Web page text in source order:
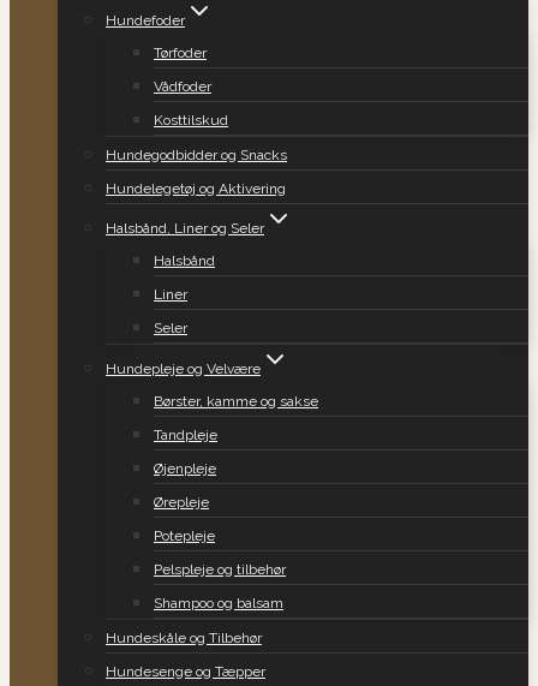
Hundefoder
Tørfoder
Vådfoder
Kosttilskud
Hundegodbidder og Snacks
Hundelegetøj og Aktivering
Halsbånd, Liner og Seler
Halsbånd
Liner
Seler
Hundepleje og Velvære
Børster, kamme og sakse
Tandpleje
Øjenpleje
Ørepleje
Potepleje
Pelspleje og tilbehør
Shampoo og balsam
Hundeskåle og Tilbehør
Hundesenge og Tæpper